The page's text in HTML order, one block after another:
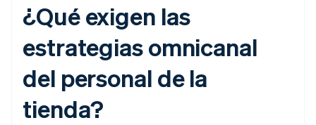
¿Qué exigen las
estrategias omnicanal
del personal de la
tienda?